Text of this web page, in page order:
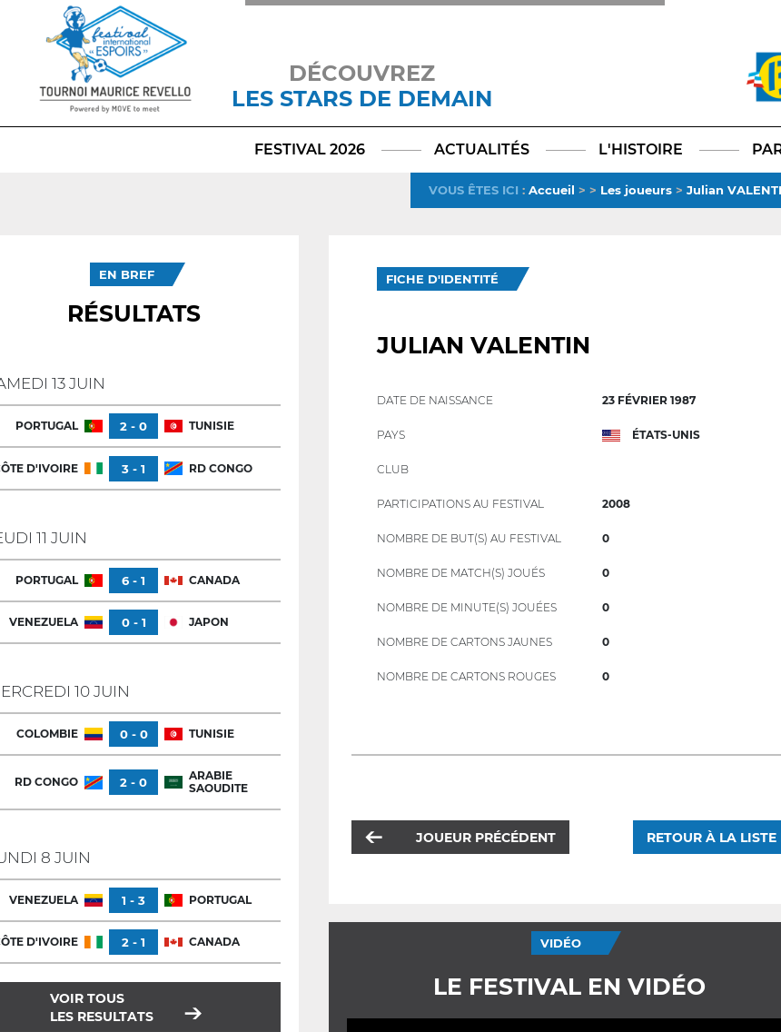
DÉCOUVREZ
LES STARS DE DEMAIN
TikTokLinkedIn
X
FESTIVAL 2026 ACTUALITÉS L'HISTOIRE
VOUS ÊTES ICI : Accueil > > Les joueurs > Julian
EN BREF
RÉSULTATS
13 JUIN
PORTUGAL 2 - 0 TUNISIE
D'IVOIRE 3 - 1 RD CONGO
11 JUIN
PORTUGAL 6 - 1 CANADA
VENEZUELA 0 - 1 JAPON
10 JUIN
COLOMBIE 0 - 0 TUNISIE
RD CONGO 2 - 0
ARABIE
SAOUDITE
8 JUIN
VENEZUELA 1 - 3 PORTUGAL
D'IVOIRE 2 - 1 CANADA
VOIR TOUS
LES RESULTATS
FICHE D'IDENTITÉ
JULIAN VALENTIN
DATE DE NAISSANCE 23 FÉVRIER 1987
PAYS ÉTATS-UNIS
CLUB
PARTICIPATIONS AU FESTIVAL 2008
NOMBRE DE BUT(S) AU FESTIVAL 0
NOMBRE DE MATCH(S) JOUÉS 0
NOMBRE DE MINUTE(S) JOUÉES 0
NOMBRE DE CARTONS JAUNES 0
NOMBRE DE CARTONS ROUGES 0
JOUEUR PRÉCÉDENT RETOUR À LA
VIDÉO
LE FESTIVAL EN VIDÉO